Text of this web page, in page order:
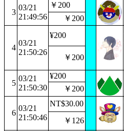
3
03/21
21:49:56
￥200
￥200
4
03/21
21:50:26
¥200
￥200
5
03/21
21:50:30
¥200
￥200
6
03/21
21:50:46
NT$30.00
￥126